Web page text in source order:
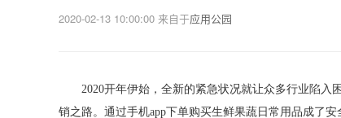
2020-02-13 10:00:00 来自于应用公园
2020开年伊始，全新的紧急状况就让众多行业陷
销之路。通过手机app下单购买生鲜果蔬日常用品成了